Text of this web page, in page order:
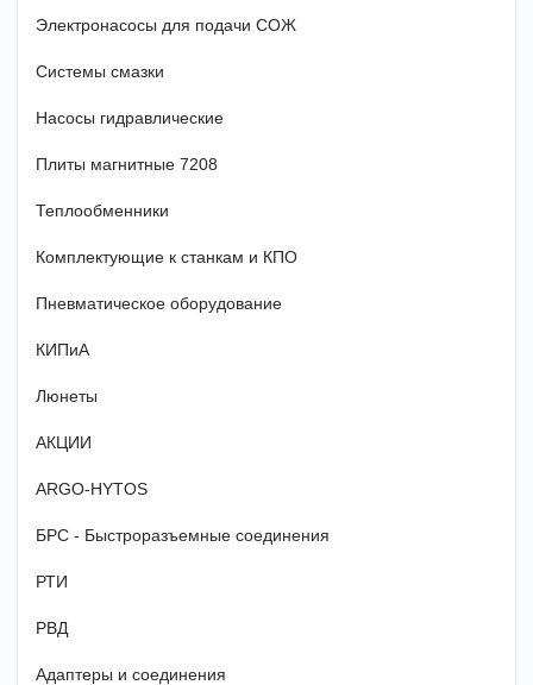
Электронасосы для подачи СОЖ
Системы смазки
Насосы гидравлические
Плиты магнитные 7208
Теплообменники
Комплектующие к станкам и КПО
Пневматическое оборудование
КИПиА
Люнеты
АКЦИИ
ARGO-HYTOS
БРС - Быстроразъемные соединения
РТИ
РВД
Адаптеры и соединения